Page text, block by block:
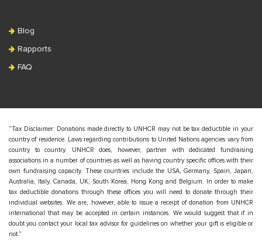
Blog
Rapports
FAQ
“Tax Disclaimer: Donations made directly to UNHCR may not be tax deductible in your
country of residence. Laws regarding contributions to United Nations agencies vary from
country to country. UNHCR does, however, partner with dedicated fundraising
associations in a number of countries as well as having country specific offices with their
own fundraising capacity. These countries include the USA, Germany, Spain, Japan,
Australia, Italy, Canada, UK, South Korea, Hong Kong and Belgium. In order to make
tax deductible donations through these offices you will need to donate through their
individual websites. We are, however, able to issue a receipt of donation from UNHCR
international that may be accepted in certain instances. We would suggest that if in
doubt you contact your local tax advisor for guidelines on whether your gift is eligible or
not.”